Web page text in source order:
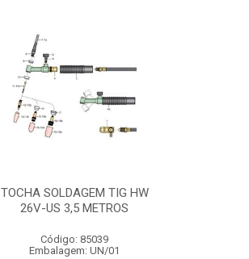
TOCHA SOLDAGEM TIG HW
26V-US 3,5 METROS
Código: 85039
Embalagem: UN/01